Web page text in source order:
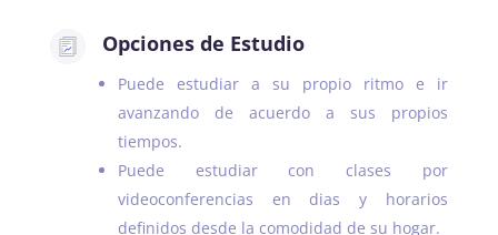
Opciones de Estudio
Puede estudiar a su propio ritmo e ir
avanzando de acuerdo a sus propios
tiempos.
Puede estudiar con clases por
videoconferencias en dias y horarios
definidos desde la comodidad de su hogar.